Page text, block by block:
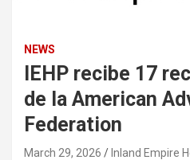
NEWS
IEHP recibe 17
de la American
Federation
March 29, 2026
Inland Empire